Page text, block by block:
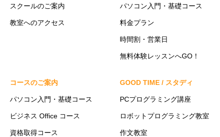
スクールのご案内
教室へのアクセス
パソコン入門・基礎コース
料金プラン
時間割・営業日
無料体験レッスンへGO！
コースのご案内
パソコン入門・基礎コース
ビジネス Office コース
資格取得コース
GOOD TIME / スタディ
PCプログラミング講座
ロボットプログラミング教室
作文教室